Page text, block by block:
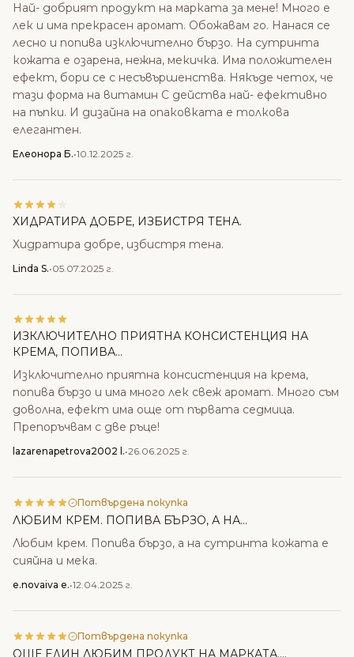
Най- добрият продукт на марката за мене! Много е
лек и има прекрасен аромат. Обожавам го. Нанася се
лесно и попива изключително бързо. На сутринта
кожата е озарена, нежна, мекичка. Има положителен
ефект, бори се с несъвършенства. Някъде четох, че
тази форма на витамин С действа най- ефективно
на пъпки. И дизайна на опаковката е толкова
елегантен.
Елеонора Б.•10.12.2025 г.
ХИДРАТИРА ДОБРЕ, ИЗБИСТРЯ ТЕНА.
Хидратира добре, избистря тена.
Linda S.•05.07.2025 г.
ИЗКЛЮЧИТЕЛНО ПРИЯТНА КОНСИСТЕНЦИЯ НА
КРЕМА, ПОПИВА...
Изключително приятна консистенция на крема,
попива бързо и има много лек свеж аромат. Много съм
доволна, ефект има още от първата седмица.
Препоръчвам с две ръце!
lazarenapetrova2002 l.•26.06.2025 г.
Потвърдена покупка
ЛЮБИМ КРЕМ. ПОПИВА БЪРЗО, А НА...
Любим крем. Попива бързо, а на сутринта кожата е
сияйна и мека.
e.novaiva e.•12.04.2025 г.
Потвърдена покупка
ОЩЕ ЕДИН ЛЮБИМ ПРОДУКТ НА МАРКАТА....